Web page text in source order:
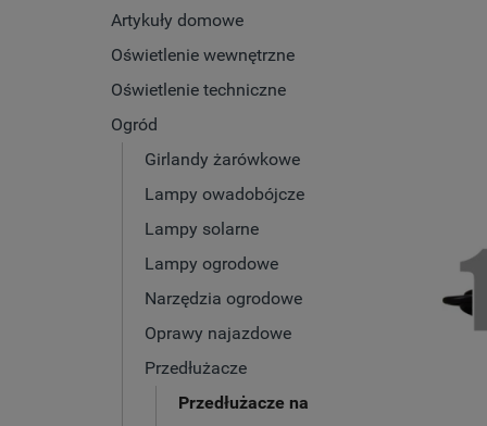
Artykuły domowe
Oświetlenie wewnętrzne
Oświetlenie techniczne
Ogród
Girlandy żarówkowe
Lampy owadobójcze
Lampy solarne
Lampy ogrodowe
Narzędzia ogrodowe
Oprawy najazdowe
Przedłużacze
Przedłużacze na